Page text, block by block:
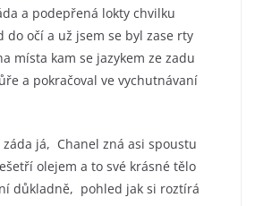
a podepřená lokty chvilku
do očí a už jsem se byl zase rty
místa kam se jazykem ze zadu
a pokračoval ve vychutnávaní
já, Chanel zná asi spoustu
olejem a to své krásné tělo
důkladně, pohled jak si roztírá